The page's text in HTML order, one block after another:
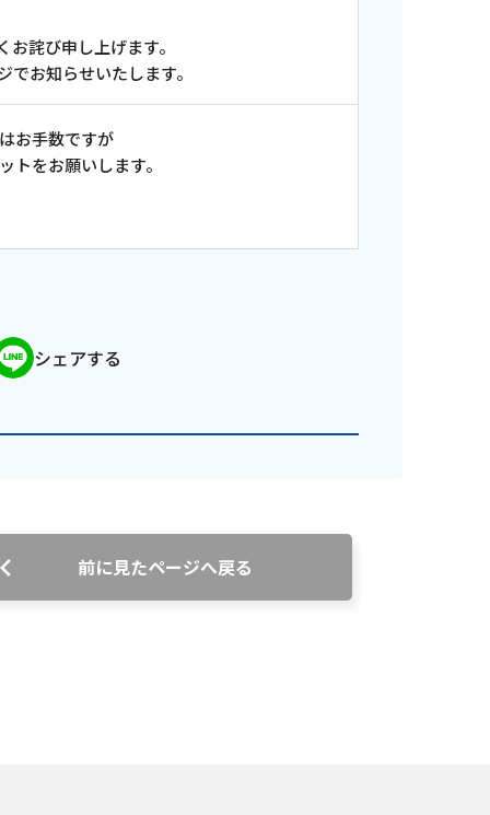
情報セキュリティ基本方針
詫び申し上げます。
お知らせいたします。
お手数ですが
をお願いします。
シェアする
前に見たページへ戻る